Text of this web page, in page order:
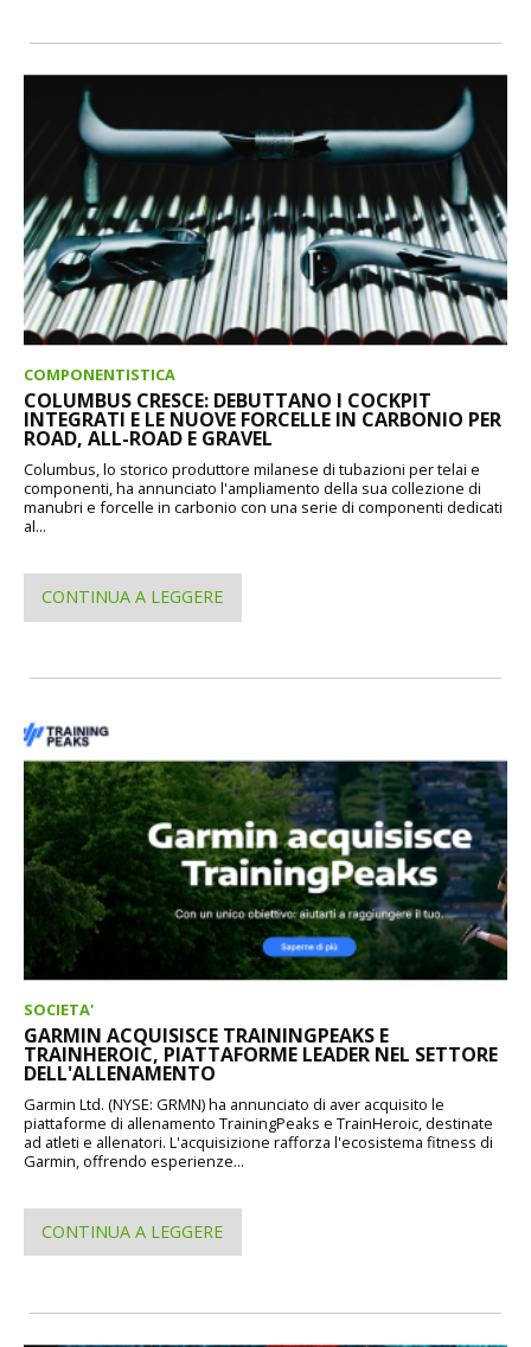
COMPONENTISTICA
COLUMBUS CRESCE: DEBUTTANO I COCKPIT
INTEGRATI E LE NUOVE FORCELLE IN CARBONIO PER
ROAD, ALL-ROAD E GRAVEL
Columbus, lo storico produttore milanese di tubazioni per telai e
componenti, ha annunciato l'ampliamento della sua collezione di
manubri e forcelle in carbonio con una serie di componenti dedicati
al...
CONTINUA A LEGGERE
SOCIETA'
GARMIN ACQUISISCE TRAININGPEAKS E
TRAINHEROIC, PIATTAFORME LEADER NEL SETTORE
DELL'ALLENAMENTO
Garmin Ltd. (NYSE: GRMN) ha annunciato di aver acquisito le
piattaforme di allenamento TrainingPeaks e TrainHeroic, destinate
ad atleti e allenatori. L'acquisizione rafforza l'ecosistema fitness di
Garmin, offrendo esperienze...
CONTINUA A LEGGERE